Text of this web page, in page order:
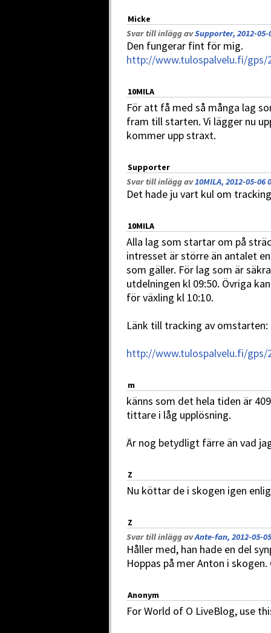
Micke
Svar till inlägg avSupporter, 2012-05-
Den fungerar fint för mig.
http://www.tulospalvelu.fi/gps/
10MILA
För att få med så många lag
fram till starten. Vi lägger nu
kommer upp straxt.
Supporter
Svar till inlägg av10MILA, 2012-05-06
Det hade ju vart kul om
10MILA
Alla lag som startar om på
intresset är större än antalet
som gäller. För lag som är
utdelningen kl 09:50. Övriga
för växling kl 10:10.
Länk till tracking av omstarten:
http://www.tulospalvelu.fi/gps/
m
känns som det hela tiden är
tittare i låg upplösning.
Är nog betydligt färre än vad
Z
Nu köttar de i skogen igen
Z
Svar till inlägg avAnte-fan, 2012-05-
Håller med, han hade en del
Hoppas på mer Anton i
Anonym
For World of O LiveBlog, use